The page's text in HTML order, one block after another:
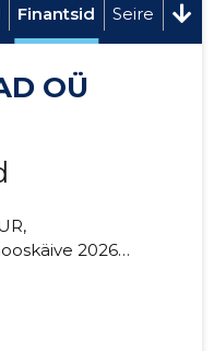
Finantsid Seire
OÜ
2026